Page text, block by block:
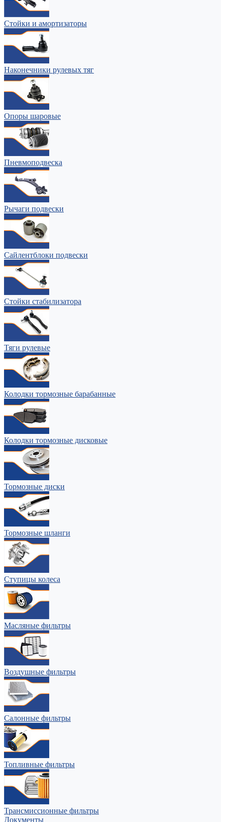
Стойки и амортизаторы
Наконечники рулевых тяг
Опоры шаровые
Пневмоподвеска
Рычаги подвески
Сайлентблоки подвески
Стойки стабилизатора
Тяги рулевые
Колодки тормозные барабанные
Колодки тормозные дисковые
Тормозные диски
Тормозные шланги
Ступицы колеса
Масляные фильтры
Воздушные фильтры
Салонные фильтры
Топливные фильтры
Трансмиссионные фильтры
Документы